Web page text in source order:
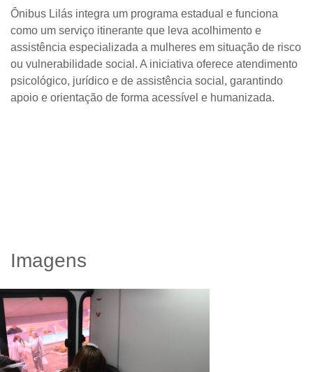
Ônibus Lilás integra um programa estadual e funciona
como um serviço itinerante que leva acolhimento e
assistência especializada a mulheres em situação de risco
ou vulnerabilidade social. A iniciativa oferece atendimento
psicológico, jurídico e de assistência social, garantindo
apoio e orientação de forma acessível e humanizada.
Imagens